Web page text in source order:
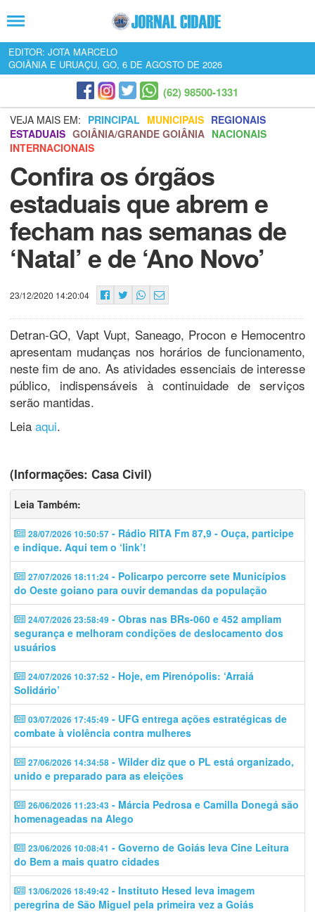
EDITOR: JOTA MARCELO
GOIÂNIA E URUAÇU, GO, 6 DE AGOSTO DE 2026
(62) 98500-1331
VEJA MAIS EM: PRINCIPAL MUNICIPAIS REGIONAIS
ESTADUAIS GOIÂNIA/GRANDE GOIÂNIA NACIONAIS
INTERNACIONAIS
Confira os órgãos
estaduais que abrem e
fecham nas semanas de
‘Natal’ e de ‘Ano Novo’
23/12/2020 14:20:04
Detran-GO, Vapt Vupt, Saneago, Procon e Hemocentro
apresentam mudanças nos horários de funcionamento,
neste fim de ano. As atividades essenciais de interesse
público, indispensáveis à continuidade de serviços
serão mantidas.
Leia aqui.
(Informações: Casa Civil)
Leia Também:
28/07/2026 10:50:57 - Rádio RITA Fm 87,9 - Ouça, participe
e indique. Aqui tem o ‘link’!
27/07/2026 18:11:24 - Policarpo percorre sete Municípios
do Oeste goiano para ouvir demandas da população
24/07/2026 23:58:49 - Obras nas BRs-060 e 452 ampliam
segurança e melhoram condições de deslocamento dos
usuários
24/07/2026 10:37:52 - Hoje, em Pirenópolis: ‘Arraiá
Solidário’
03/07/2026 17:45:49 - UFG entrega ações estratégicas de
combate à violência contra mulheres
27/06/2026 14:34:58 - Wilder diz que o PL está organizado,
unido e preparado para as eleições
26/06/2026 11:23:43 - Márcia Pedrosa e Camilla Donegá são
homenageadas na Alego
23/06/2026 10:08:41 - Governo de Goiás leva Cine Leitura
do Bem a mais quatro cidades
13/06/2026 18:49:42 - Instituto Hesed leva imagem
peregrina de São Miguel pela primeira vez a Goiás